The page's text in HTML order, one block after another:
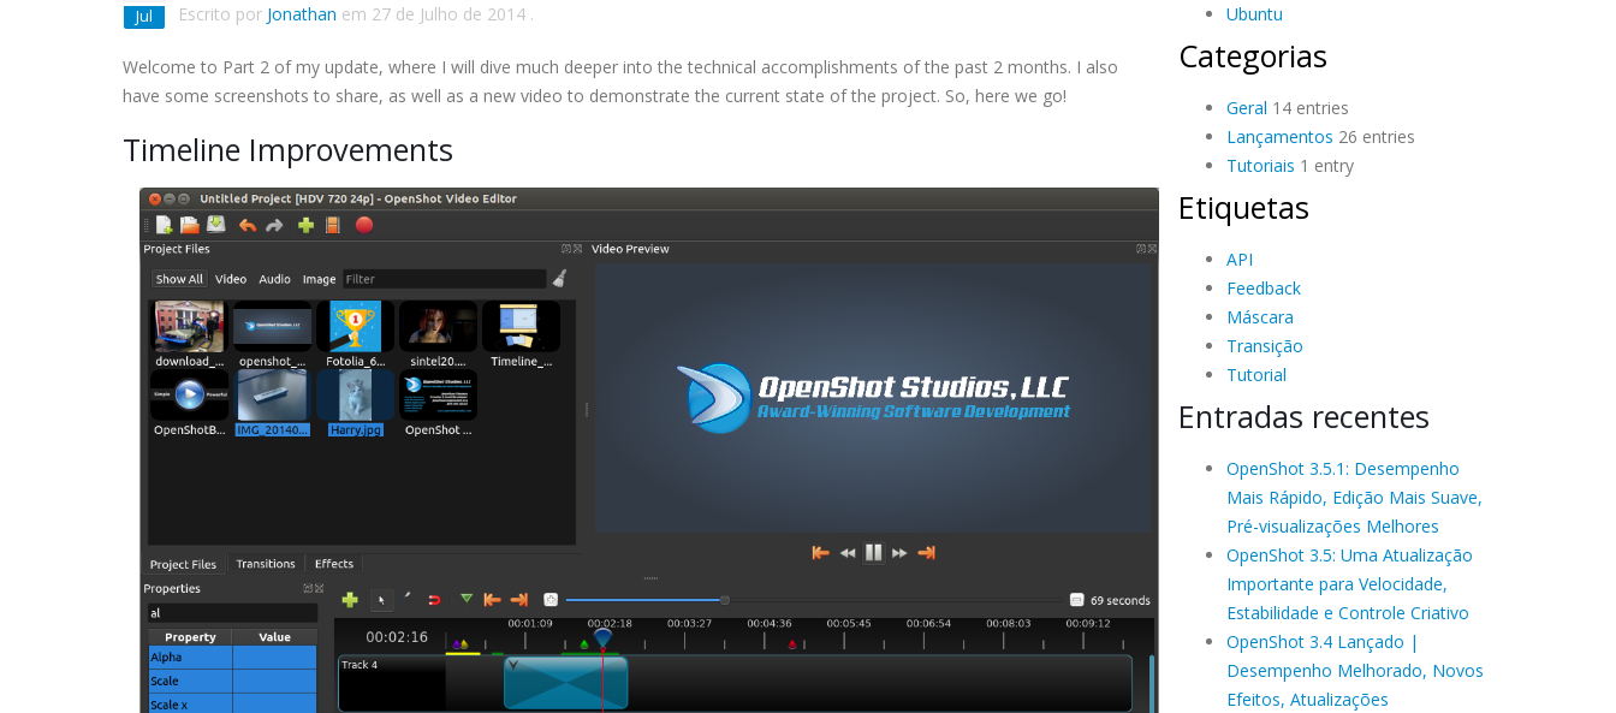
Jul Escrito por Jonathan em 27 de Julho de 2014 .
Welcome to Part 2 of my update, where I will dive much deeper into the technical accomplishments of the past 2 months. I also
have some screenshots to share, as well as a new video to demonstrate the current state of the project. So, here we go!
Timeline Improvements
Ubuntu
Categorias
Geral 14 entries
Lançamentos 26 entries
Tutoriais 1 entry
Etiquetas
API
Feedback
Máscara
Transição
Tutorial
Entradas recentes
OpenShot 3.5.1: Desempenho
Mais Rápido, Edição Mais Suave,
Pré-visualizações Melhores
OpenShot 3.5: Uma Atualização
Importante para Velocidade,
Estabilidade e Controle Criativo
OpenShot 3.4 Lançado |
Desempenho Melhorado, Novos
Efeitos, Atualizações